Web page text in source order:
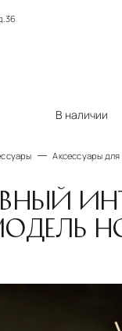
В наличии
Аксессуары